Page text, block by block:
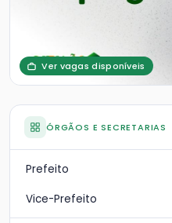
Ver vagas disponíveis
ÓRGÃOS E SECRETARIAS
Prefeito
Vice-Prefeito